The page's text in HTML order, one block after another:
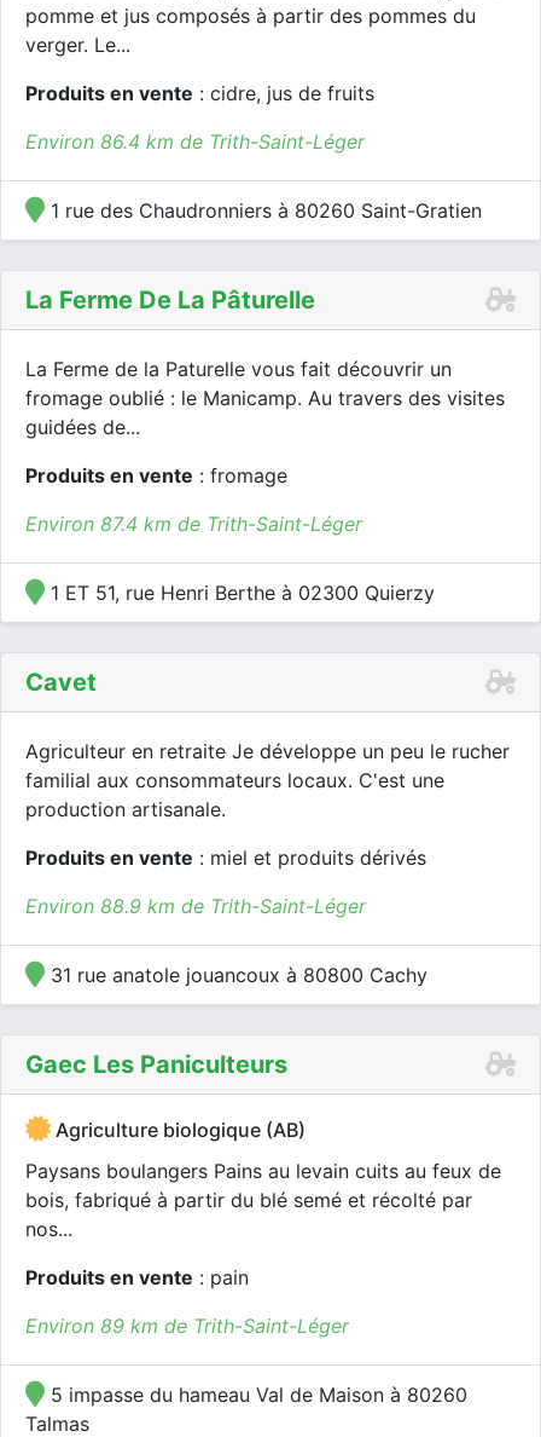
pomme et jus composés à partir des pommes du
verger. Le...
Produits en vente : cidre, jus de fruits
Environ 86.4 km de Trith-Saint-Léger
1 rue des Chaudronniers à 80260 Saint-Gratien
La Ferme De La Pâturelle
La Ferme de la Paturelle vous fait découvrir un
fromage oublié : le Manicamp. Au travers des visites
guidées de...
Produits en vente : fromage
Environ 87.4 km de Trith-Saint-Léger
1 ET 51, rue Henri Berthe à 02300 Quierzy
Cavet
Agriculteur en retraite Je développe un peu le rucher
familial aux consommateurs locaux. C'est une
production artisanale.
Produits en vente : miel et produits dérivés
Environ 88.9 km de Trith-Saint-Léger
31 rue anatole jouancoux à 80800 Cachy
Gaec Les Paniculteurs
Agriculture biologique (AB)
Paysans boulangers Pains au levain cuits au feux de
bois, fabriqué à partir du blé semé et récolté par
nos...
Produits en vente : pain
Environ 89 km de Trith-Saint-Léger
5 impasse du hameau Val de Maison à 80260
Talmas